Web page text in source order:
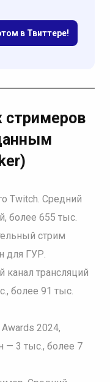
в Твиттере!
стримеров
Twitch. Средний
более 655 тыс.
стрим
для ГУР.
трансляций
более 91 тыс.
2024,
— 3 тыс., более 7